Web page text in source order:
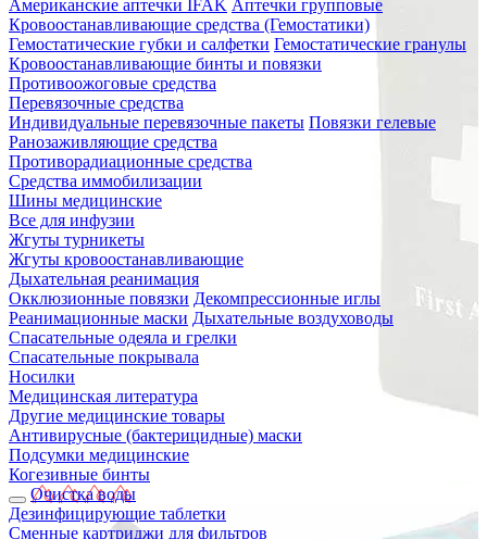
Американские аптечки IFAK Аптечки групповые
Кровоостанавливающие средства (Гемостатики)
Гемостатические губки и салфетки Гемостатические гранулы
Кровоостанавливающие бинты и повязки
Противоожоговые средства
Перевязочные средства
Индивидуальные перевязочные пакеты Повязки гелевые
Ранозаживляющие средства
Противорадиационные средства
Средства иммобилизации
Шины медицинские
Все для инфузии
Жгуты турникеты
Жгуты кровоостанавливающие
Дыхательная реанимация
Окклюзионные повязки Декомпрессионные иглы
Реанимационные маски Дыхательные воздуховоды
Спасательные одеяла и грелки
Спасательные покрывала
Носилки
Медицинская литература
Другие медицинские товары
Антивирусные (бактерицидные) маски
Подсумки медицинские
Когезивные бинты
Очистка воды
Дезинфицирующие таблетки
Сменные картриджи для фильтров